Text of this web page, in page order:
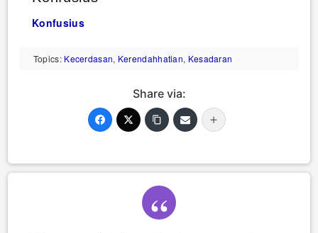
Konfusius
Topics: Kecerdasan, Kerendahhatian, Kesadaran
Share via: